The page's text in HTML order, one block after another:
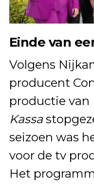
Einde van
Volgens
producent
productie van
Kassa
seizoen was
voor de tv
Het